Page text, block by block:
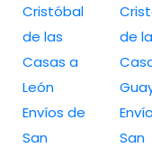
Cristóbal
de las
Casas a
León
Envíos de
San
de
San